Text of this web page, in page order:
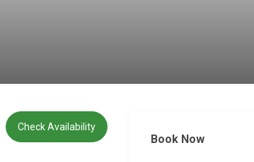
Check Availability
Book Now